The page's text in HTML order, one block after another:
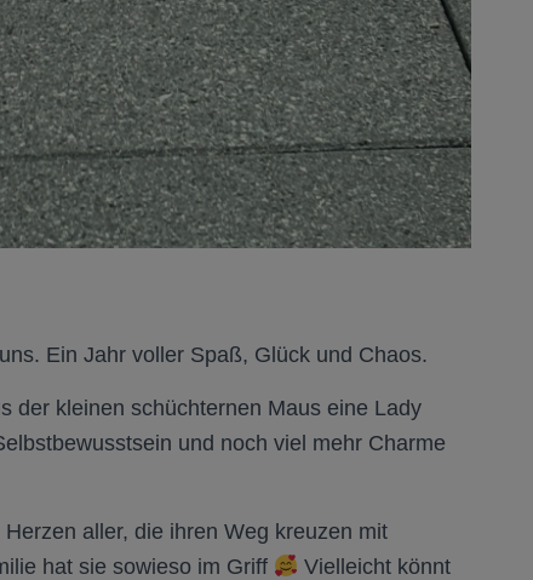
Ein Jahr voller Spaß, Glück und Chaos.
der kleinen schüchternen Maus eine Lady
und noch viel mehr Charme
aller, die ihren Weg kreuzen mit
hat sie sowieso im Griff
Vielleicht könnt